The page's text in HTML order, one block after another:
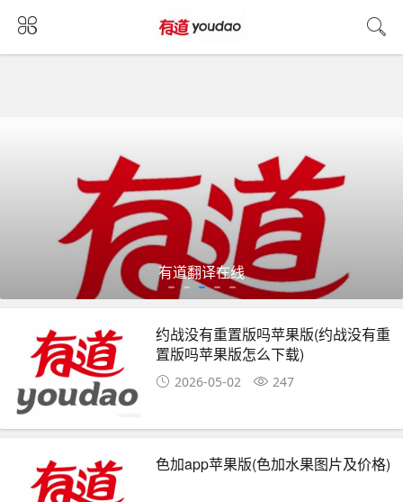
有道翻译在线
约战没有重置版吗苹果版(约战没有重
置版吗苹果版怎么下载)
2026-05-02 247
色加app苹果版(色加水果图片及价格)